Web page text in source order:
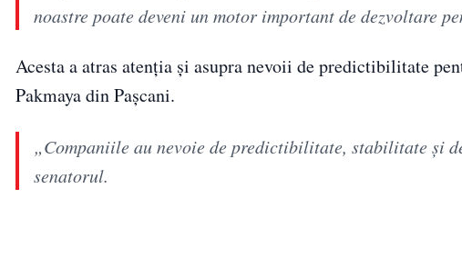
noastre poate deveni un motor important de dezvoltare
Acesta a atras atenția și asupra nevoii de predictibilitate
Pakmaya din Pașcani.
„Companiile au nevoie de predictibilitate, stabilitate și
senatorul.